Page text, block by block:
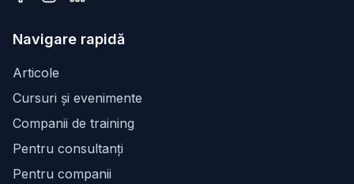
Navigare rapidă
Articole
Cursuri și evenimente
Companii de training
Pentru consultanți
Pentru companii